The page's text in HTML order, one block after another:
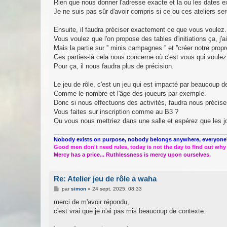
Rien que nous donner l'adresse exacte et la ou les dates
Je ne suis pas sûr d'avoir compris si ce ou ces ateliers
Ensuite, il faudra préciser exactement ce que vous voulez.
Vous voulez que l'on propose des tables d'initiations ça,
Mais la partie sur '' minis campagnes '' et ''créer notre
Ces parties-là cela nous concerne où c'est vous qui
Pour ça, il nous faudra plus de précision.
Le jeu de rôle, c'est un jeu qui est impacté par beaucoup
Comme le nombre et l'âge des joueurs par exemple.
Donc si nous effectuons des activités, faudra nous
Vous faites sur inscription comme au B3 ?
Ou vous nous mettriez dans une salle et espérez que les
Nobody exists on purpose, nobody belongs anywhere,
Good men don't need rules, today is not the day to find out why
Mercy has a price... Ruthlessness is mercy upon ourselves.
Re: Atelier jeu de rôle a waha
M
s
a
parsimon» 24 sept. 2025, 08:33
merci de m'avoir répondu,
c'est vrai que je n'ai pas mis beaucoup de contexte.